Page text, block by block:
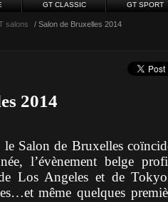
GT CLASSIC GT SPORT
salons / Salon de Bruxelles 2014
2014
le Salon de Bruxelles
l’évènement belge
Los Angeles et de
même quelques